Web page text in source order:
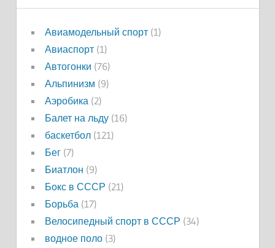
Авиамодельный спорт(1)
Авиаспорт(1)
Автогонки (76)
Альпинизм (9)
Аэробика (2)
Балет на льду(16)
баскетбол(121)
Бег(7)
Биатлон (9)
Бокс в СССР (21)
Борьба (17)
Велосипедный спорт в СССР (34)
водное поло(3)